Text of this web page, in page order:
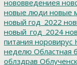
нововведениея
новые люди новые
новый год_2022
новый_год_2024
питания норовирус
неделю Областная
облздрав